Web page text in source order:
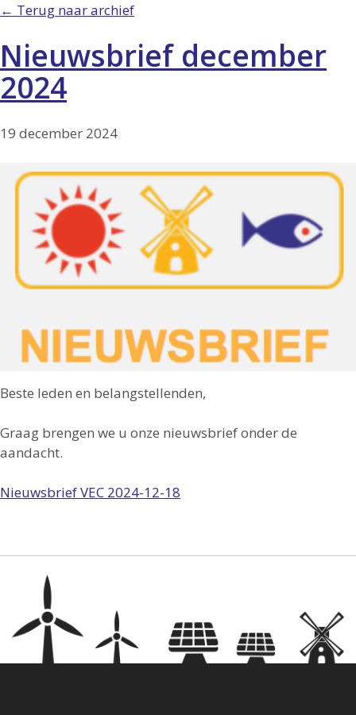
← Terug naar archief
Nieuwsbrief december
2024
19 december 2024
Beste leden en belangstellenden,
Graag brengen we u onze nieuwsbrief onder de
aandacht.
Nieuwsbrief VEC 2024-12-18